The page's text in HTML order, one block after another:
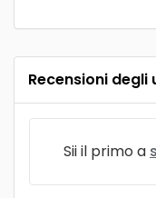
Recensioni degli
Sii il primo a